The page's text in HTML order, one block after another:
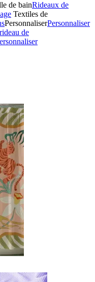
de bainRideaux de
Textiles de
PersonnaliserPersonnaliser
de